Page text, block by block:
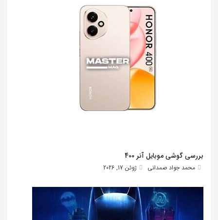
بررسی گوشی موبایل آنر 400
محمد جواد صمدانی ژوئن 17, 2026